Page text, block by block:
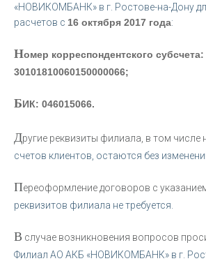
«НОВИКОМБАНК» в г. Ростове-на-Дону
расчетов с 16 октября 2017 года:
Номер корреспондентского субсчета:
30101810060150000066;
БИК: 046015066.
Другие реквизиты филиала, в том числе
счетов клиентов, остаются без
Переоформление договоров с
реквизитов филиала не требуется.
В случае возникновения вопросов
Филиал АО АКБ «НОВИКОМБАНК» в г.